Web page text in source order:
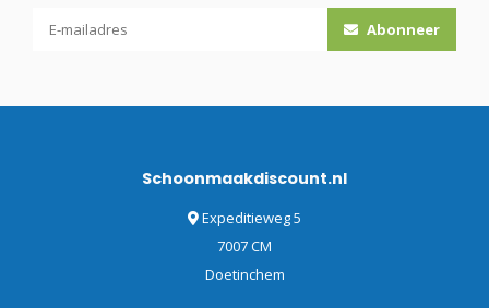
Abonneer
Schoonmaakdiscount.nl
Expeditieweg 5
7007 CM
Doetinchem